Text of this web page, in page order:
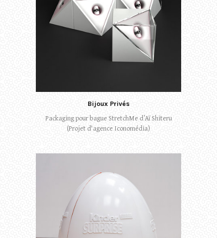
Bijoux Privés
Packaging pour bague StretchMe d’Aï Shiteru
(Projet d'agence Iconomédia)